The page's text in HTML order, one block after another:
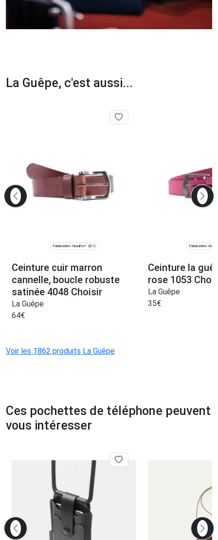
La Guêpe, c'est aussi...
Fabrication: Graulhet (81)
Ceinture cuir marron
cannelle, boucle robuste
satinée 4048 Choisir
La Guêpe
64€
Fabrication:
Ceinture la
rose 1053
La Guêpe
35€
Voir les 1862 produits La Guêpe
Ces pochettes de téléphone peuvent
vous intéresser